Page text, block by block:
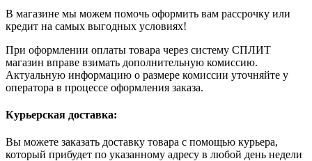
В магазине мы можем помочь оформить вам рассрочку или
кредит на самых выгодных условиях!
При оформлении оплаты товара через систему СПЛИТ
магазин вправе взимать дополнительную комиссию.
Актуальную информацию о размере комиссии уточняйте у
оператора в процессе оформления заказа.
Курьерская доставка:
Вы можете заказать доставку товара с помощью курьера,
который прибудет по указанному адресу в любой день недели